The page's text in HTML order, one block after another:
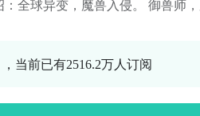
：全球异变，魔兽入侵。 御兽师
限进化…… 多年后。，肖星宇身边
兽师，肖星宇率领神兽大军踏碎山
当前已有2516.2万人订阅